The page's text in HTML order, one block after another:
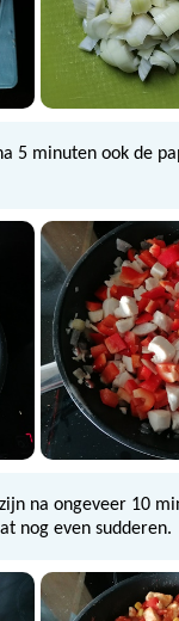
5 minuten ook de
na ongeveer 10
nog even sudderen.